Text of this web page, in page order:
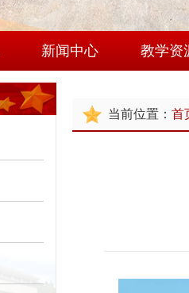
新闻中心
通知公告
教学资
师资队
当前位置： 首